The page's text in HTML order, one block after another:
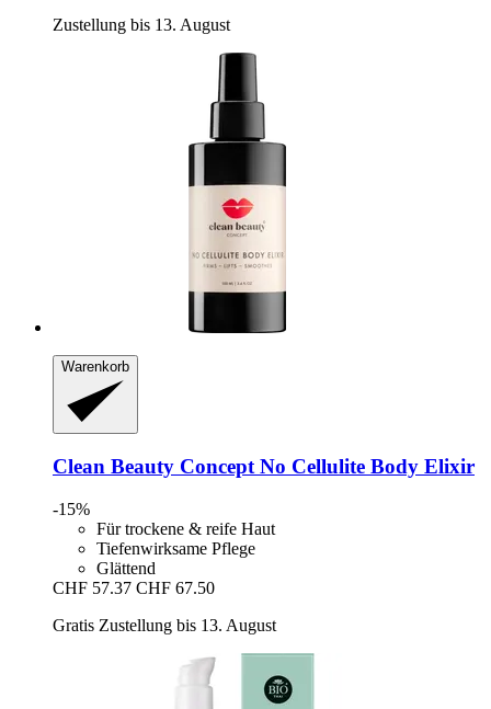
Zustellung bis 13. August
Warenkorb
Clean Beauty Concept No Cellulite Body Elixir
-15%
Für trockene & reife Haut
Tiefenwirksame Pflege
Glättend
CHF 57.37 CHF 67.50
Gratis Zustellung bis 13. August